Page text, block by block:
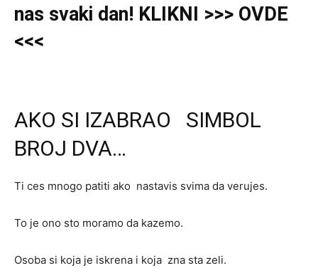
nas svaki dan! KLIKNI >>> OVDE
<<<
AKO SI IZABRAO SIMBOL
BROJ DVA…
Ti ces mnogo patiti ako nastavis svima da verujes.
To je ono sto moramo da kazemo.
Osoba si koja je iskrena i koja zna sta zeli.